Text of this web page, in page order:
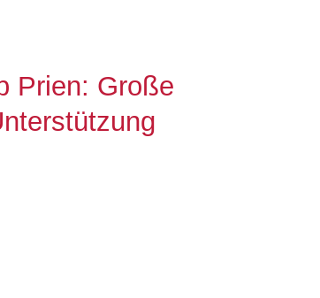
Prien: Große